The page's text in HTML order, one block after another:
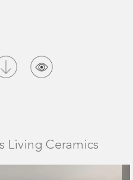
Living Ceramics